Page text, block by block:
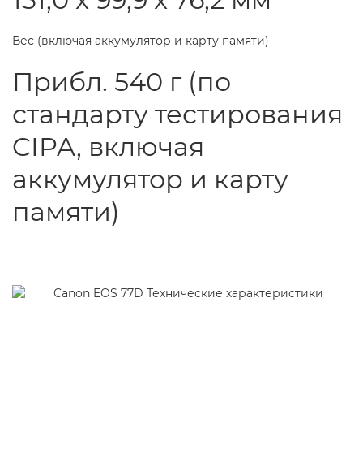
Вес (включая аккумулятор и карту памяти)
Прибл. 540 г (по
стандарту тестирования
CIPA, включая
аккумулятор и карту
памяти)